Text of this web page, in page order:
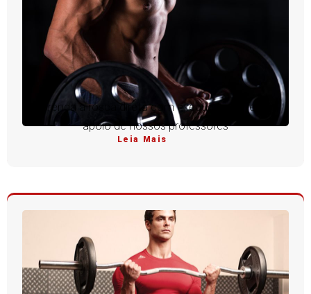
Aprenda a rosca direta com execução perfeita e
apoio de nossos professores
Leia Mais